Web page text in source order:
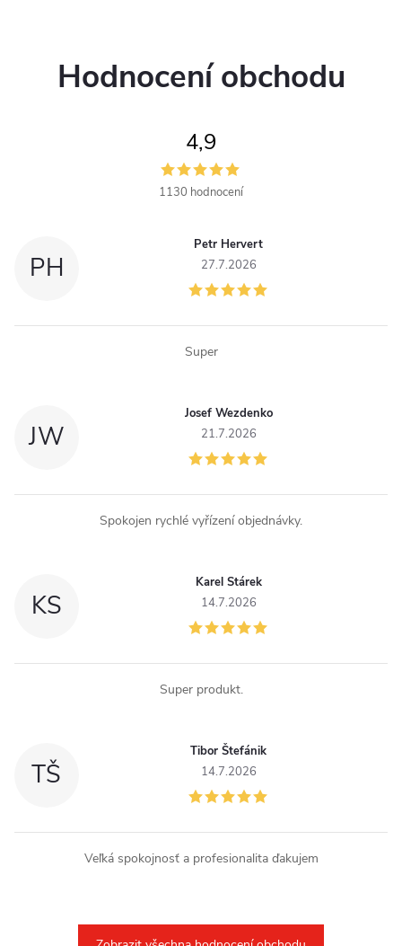
r
u
Hodnocení obchodu
4,9
1130 hodnocení
PH
Petr Hervert
27.7.2026
Super
JW
Josef Wezdenko
21.7.2026
Spokojen rychlé vyřízení objednávky.
KS
Karel Stárek
14.7.2026
Super produkt.
TŠ
Tibor Štefánik
14.7.2026
Veľká spokojnosť a profesionalita ďakujem